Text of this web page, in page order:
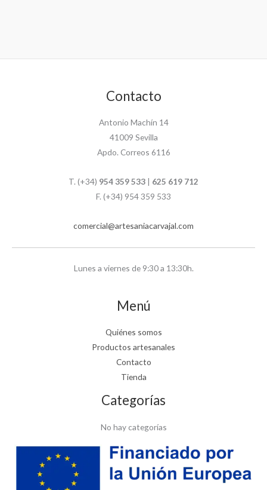
Contacto
Antonio Machín 14
41009 Sevilla
Apdo. Correos 6116
T. (+34) 954 359 533 | 625 619 712
F. (+34) 954 359 533
comercial@artesaniacarvajal.com
Lunes a viernes de 9:30 a 13:30h.
Menú
Quiénes somos
Productos artesanales
Contacto
Tienda
Categorías
No hay categorías